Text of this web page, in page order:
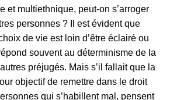
et multiethnique, peut-on s’arroger
personnes ? Il est évident que
de vie est loin d’être éclairé ou
souvent au déterminisme de la
préjugés. Mais s’il fallait que la
objectif de remettre dans le droit
qui s’habillent mal, pensent